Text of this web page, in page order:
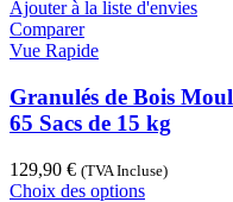
Ajouter à la liste d'envies
Comparer
Vue Rapide
Granulés de Bois
65 Sacs de 15 kg
129,90 € (TVA Incluse)
Choix des optionsCe